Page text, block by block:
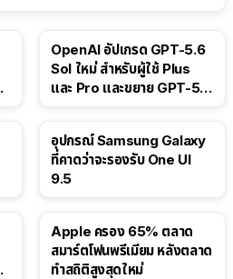
OpenAI อัปเกรด GPT-5.6
Sol ใหม่ สำหรับผู้ใช้ Plus
และ Pro และขยาย GPT-5.6
อุปกรณ์ Samsung Galaxy
ที่คาดว่าจะรองรับ One UI
9.5
Apple ครอง 65% ตลาด
สมาร์ตโฟนพรีเมียม หลังตลาด
ทำสถิติสูงสุดใหม่